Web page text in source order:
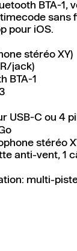
BTA-1,
sans
pour iOS.
stéréo XY)
jack)
BTA-1
USB-C ou 4
stéréo
anti-vent, 1
multi-